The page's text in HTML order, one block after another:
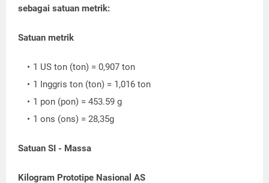
sebagai satuan metrik:
Satuan metrik
1 US ton (ton) = 0,907 ton
1 Inggris ton (ton) = 1,016 ton
1 pon (pon) = 453.59 g
1 ons (ons) = 28,35g
Satuan SI - Massa
Kilogram Prototipe Nasional AS